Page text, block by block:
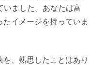
いました。あなたは富
イメージを持っていま
、熟思したことはあり